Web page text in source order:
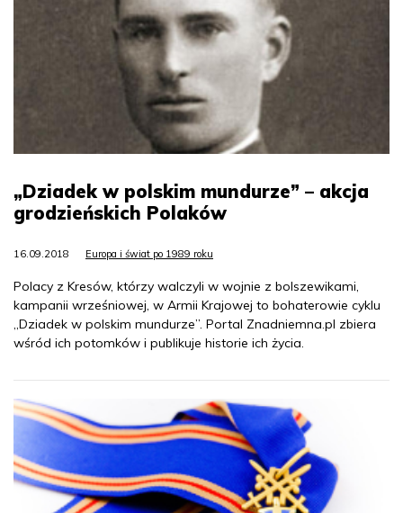
„Dziadek w polskim mundurze” – akcja
grodzieńskich Polaków
16.09.2018 Europa i świat po 1989 roku
Polacy z Kresów, którzy walczyli w wojnie z bolszewikami,
kampanii wrześniowej, w Armii Krajowej to bohaterowie cyklu
„Dziadek w polskim mundurze”. Portal Znadniemna.pl zbiera
wśród ich potomków i publikuje historie ich życia.